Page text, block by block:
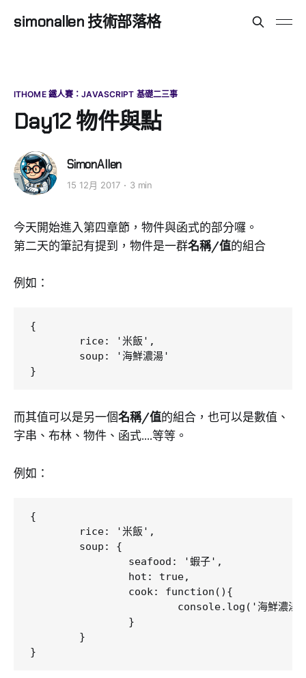
simonallen 技術部落格
ITHOME 鐵人賽：JAVASCRIPT 基礎二三事
Day12 物件與點
SimonAllen
15 12月 2017 3 min
今天開始進入第四章節，物件與函式的部分囉。
第二天的筆記有提到，物件是一群名稱/值的組合
例如：
{
而其值可以是另一個名稱/值的組合，也可以是數值、
字串、布林、物件、函式....等等。
例如：
{